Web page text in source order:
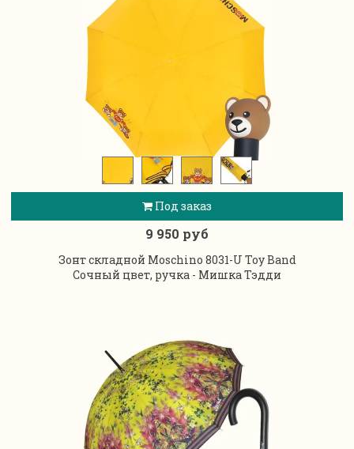
Под заказ
9 950 руб
Зонт складной Moschino 8031-U Toy Band
Сочный цвет, ручка - Мишка Тэдди